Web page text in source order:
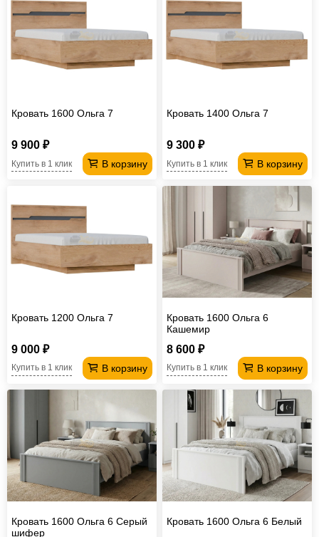
прихожей
Комоды
Офисная
мебель
Столы
компьютер
для
Мебель
Кресла-
из
ротанга
Садовая
мебель
Косметологическое
оборудование
Кровать 1600 Ольга 7
9 900 ₽
В корзину
Купить в 1 клик
Кровать 1400 Ольга 7
9 300 ₽
В корзину
Купить в 1 клик
Кровать 1200 Ольга 7
9 000 ₽
В корзину
Купить в 1 клик
Кровать 1600 Ольга 6
Кашемир
8 600 ₽
В корзину
Купить в 1 клик
Кровать 1600 Ольга 6 Серый
шифер
Кровать 1600 Ольга 6 Белый